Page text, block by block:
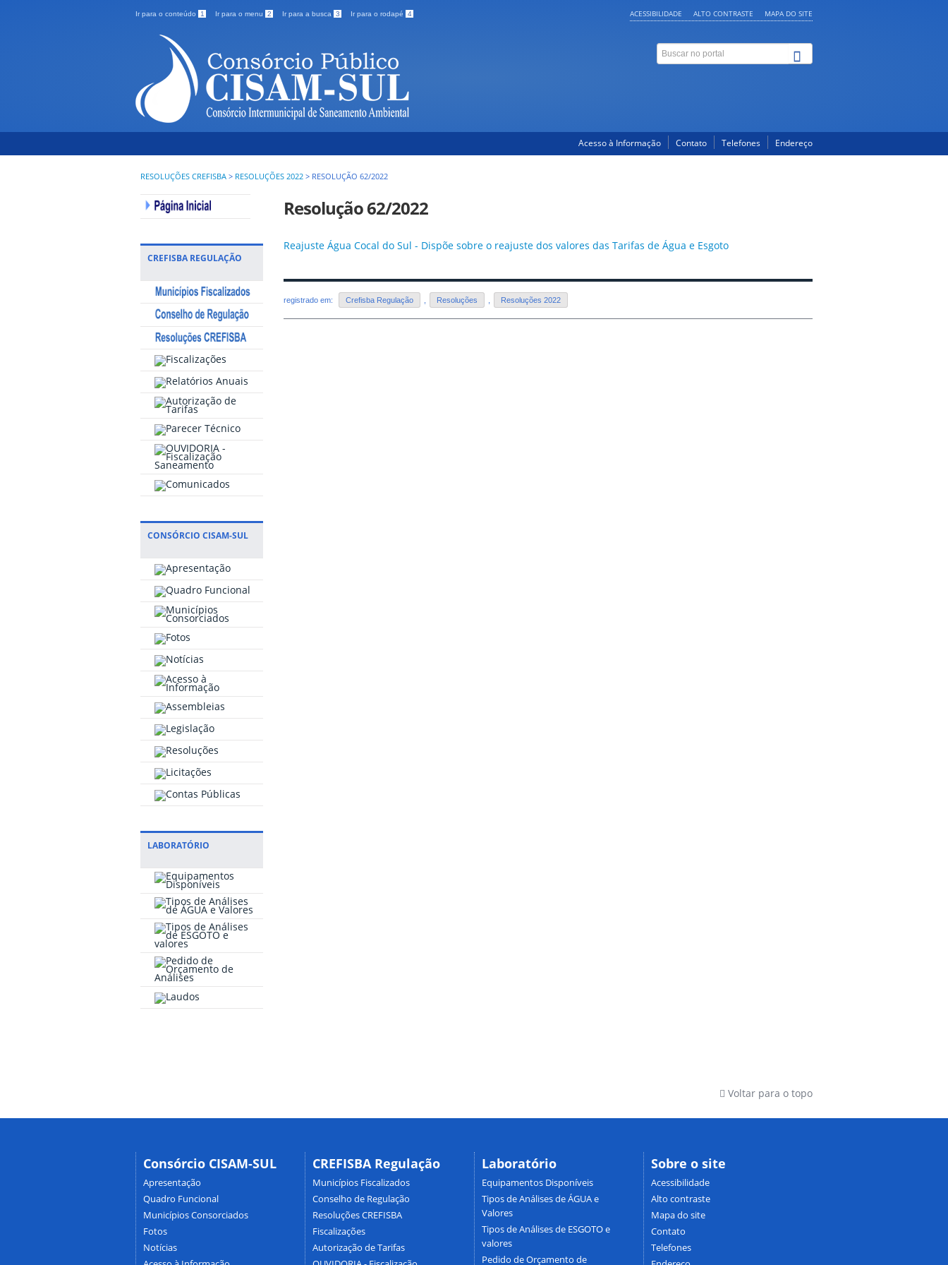
Ir para o conteúdo 1 Ir para o menu 2 Ir para a busca 3 Ir para o rodapé 4 ACESSIBILIDADE ALTO CONTRASTE MAPA DO SITE
Acesso à Informação Contato Telefones Endereço
RESOLUÇÕES CREFISBA > RESOLUÇÕES 2022 > RESOLUÇÃO 62/2022
CREFISBA REGULAÇÃO
CONSÓRCIO CISAM-SUL
LABORATÓRIO
Resolução 62/2022
Reajuste Água Cocal do Sul - Dispõe sobre o reajuste dos valores das Tarifas de Água e Esgoto
registrado em: Crefisba Regulação Resoluções Resoluções 2022
Voltar para o topo
Consórcio CISAM-SUL
Apresentação
Quadro Funcional
Municípios Consorciados
Fotos
Notícias
CREFISBA Regulação
Municípios Fiscalizados
Conselho de Regulação
Resoluções CREFISBA
Fiscalizações
Autorização de Tarifas
Laboratório
Equipamentos Disponíveis
Tipos de Análises de ÁGUA e
Valores
Tipos de Análises de ESGOTO e
valores
Pedido de Orçamento de
Sobre o site
Acessibilidade
Alto contraste
Mapa do site
Contato
Telefones